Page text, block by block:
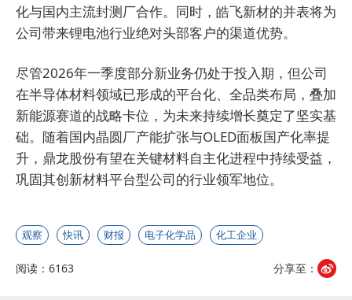
化与国内主流封测厂合作。同时，皓飞新材的并表将为
公司带来锂电池行业绝对头部客户的渠道优势。
尽管2026年一季度部分新业务仍处于投入期，但公司
在半导体材料领域已形成的平台化、全品类布局，叠加
新能源赛道的战略卡位，为未来持续增长奠定了坚实基
础。随着国内晶圆厂产能扩张与OLED面板国产化率提
升，鼎龙股份有望在关键材料自主化进程中持续受益，
巩固其创新材料平台型公司的行业领军地位。
观察 快讯 财报 电子化学品 化工企业
阅读：6163 分享至：